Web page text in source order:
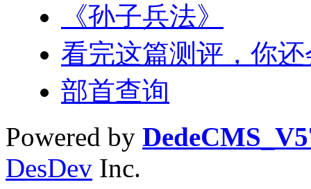
《孙子兵法》
看完这篇测评，你
部首查询
Powered by
DesDev Inc.